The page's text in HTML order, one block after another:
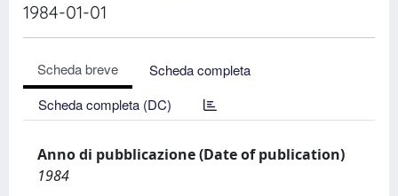
1984-01-01
Scheda breve
Scheda completa
Scheda completa (DC)
Anno di pubblicazione (Date of publication)
1984